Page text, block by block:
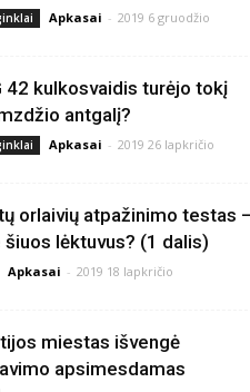
Apkasai - 2019 6 gruodžio
42 kulkosvaidis turėjo tokį
antgalį?
Apkasai - 2019 26 lapkričio
orlaivių atpažinimo testas
lėktuvus? (1 dalis)
Apkasai - 2019 18 lapkričio
miestas išvengė
apsimesdamas